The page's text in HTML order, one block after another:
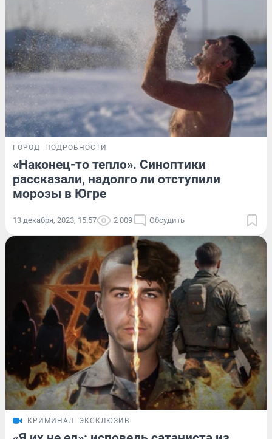
ГОРОД ПОДРОБНОСТИ
«Наконец-то тепло». Синоптики
рассказали, надолго ли отступили
морозы в Югре
13 декабря, 2023, 15:57 2 009 Обсудить
КРИМИНАЛ ЭКСКЛЮЗИВ